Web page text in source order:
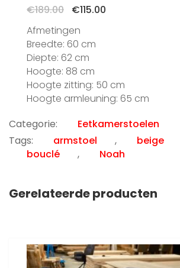
€189.00
Oorspronkelijke
was:
€189.00.
€115.00
Afmetingen
Breedte: 60 cm
Diepte: 62 cm
Hoogte: 88 cm
Hoogte zitting: 50 cm
Hoogte armleuning: 65 cm
Categorie:
Eetkamerstoelen
Tags:
armstoel , beige
bouclé
, Noah
Gerelateerde producten